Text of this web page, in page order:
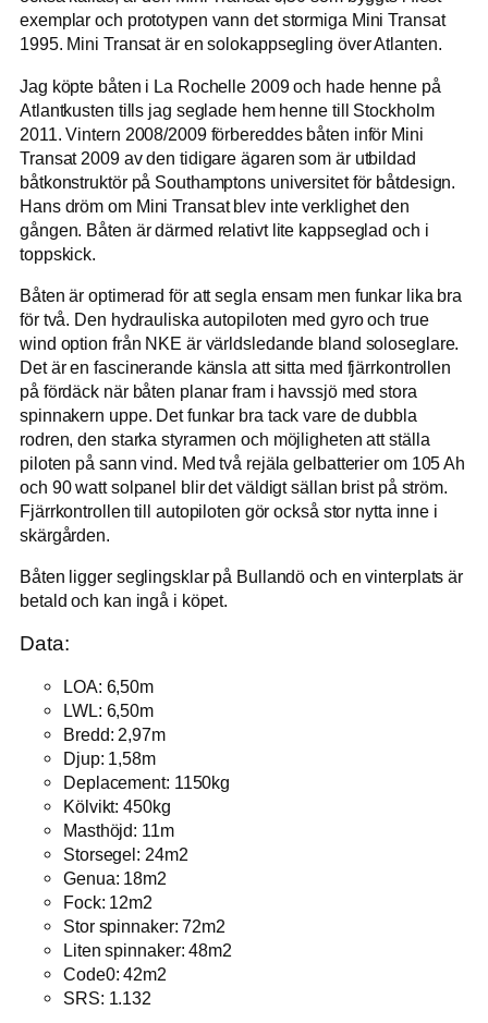
exemplar och prototypen vann det stormiga Mini Transat
1995. Mini Transat är en solokappsegling över Atlanten.
Jag köpte båten i La Rochelle 2009 och hade henne på
Atlantkusten tills jag seglade hem henne till Stockholm
2011. Vintern 2008/2009 förbereddes båten inför Mini
Transat 2009 av den tidigare ägaren som är utbildad
båtkonstruktör på Southamptons universitet för båtdesign.
Hans dröm om Mini Transat blev inte verklighet den
gången. Båten är därmed relativt lite kappseglad och i
toppskick.
Båten är optimerad för att segla ensam men funkar lika bra
för två. Den hydrauliska autopiloten med gyro och true
wind option från NKE är världsledande bland soloseglare.
Det är en fascinerande känsla att sitta med fjärrkontrollen
på fördäck när båten planar fram i havssjö med stora
spinnakern uppe. Det funkar bra tack vare de dubbla
rodren, den starka styrarmen och möjligheten att ställa
piloten på sann vind. Med två rejäla gelbatterier om 105 Ah
och 90 watt solpanel blir det väldigt sällan brist på ström.
Fjärrkontrollen till autopiloten gör också stor nytta inne i
skärgården.
Båten ligger seglingsklar på Bullandö och en vinterplats är
betald och kan ingå i köpet.
Data:
LOA: 6,50m
LWL: 6,50m
Bredd: 2,97m
Djup: 1,58m
Deplacement: 1150kg
Kölvikt: 450kg
Masthöjd: 11m
Storsegel: 24m2
Genua: 18m2
Fock: 12m2
Stor spinnaker: 72m2
Liten spinnaker: 48m2
Code0: 42m2
SRS: 1.132